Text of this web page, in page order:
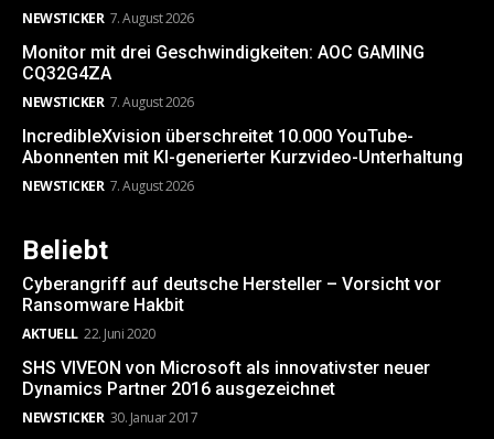
NEWSTICKER 7. August 2026
Monitor mit drei Geschwindigkeiten: AOC GAMING
CQ32G4ZA
NEWSTICKER 7. August 2026
IncredibleXvision überschreitet 10.000 YouTube-
Abonnenten mit KI-generierter Kurzvideo-Unterhaltung
NEWSTICKER 7. August 2026
Beliebt
Cyberangriff auf deutsche Hersteller – Vorsicht vor
Ransomware Hakbit
AKTUELL 22. Juni 2020
SHS VIVEON von Microsoft als innovativster neuer
Dynamics Partner 2016 ausgezeichnet
NEWSTICKER 30. Januar 2017